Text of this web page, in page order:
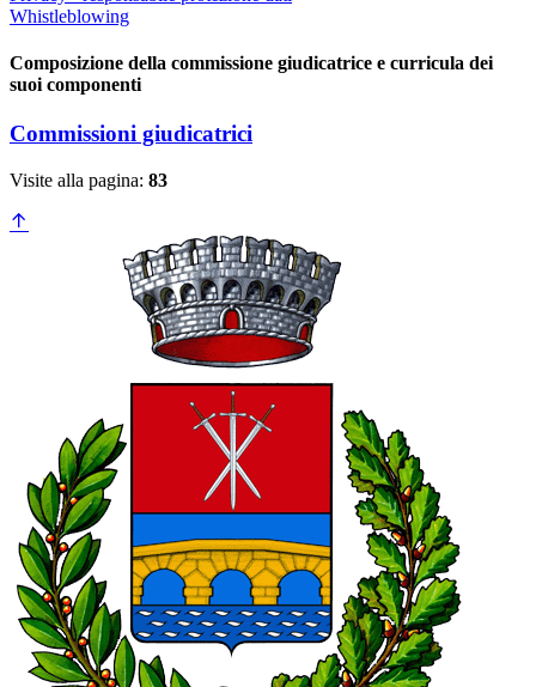
Whistleblowing
Composizione della commissione giudicatrice e curricula dei
suoi componenti
Commissioni giudicatrici
Visite alla pagina: 83